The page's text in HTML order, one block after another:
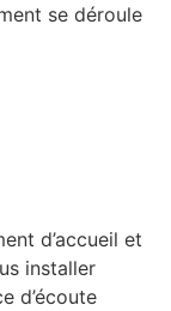
se déroule
d’accueil et
installer
d’écoute